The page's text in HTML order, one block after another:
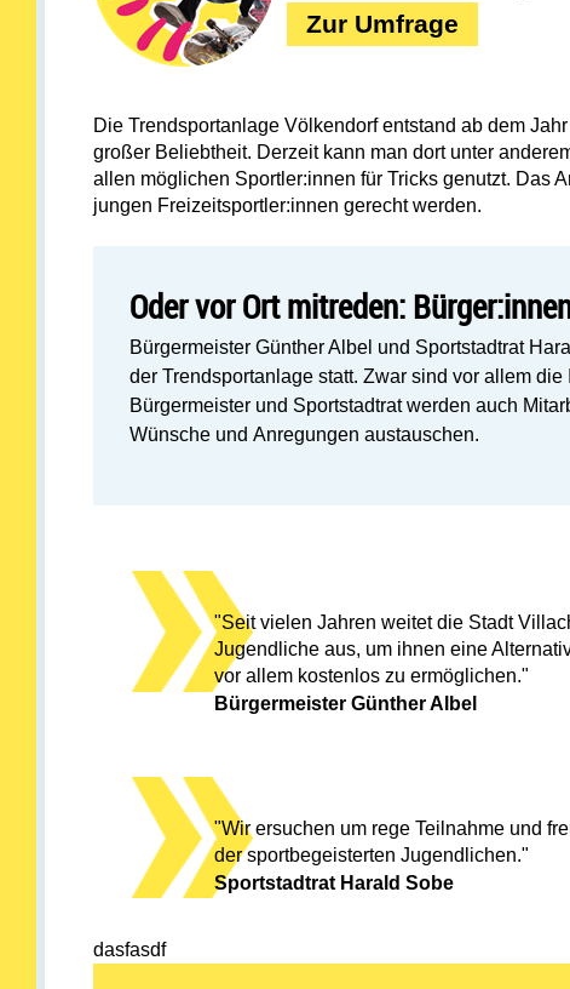
Zur Umfrage
Die Trendsportanlage Völkendorf entstand ab dem
großer Beliebtheit. Derzeit kann man dort unter
allen möglichen Sportler:innen für Tricks genutzt. Das
jungen Freizeitsportler:innen gerecht werden.
Oder vor Ort mitreden:
Bürgermeister Günther Albel und Sportstadtrat
der Trendsportanlage statt. Zwar sind vor allem
Bürgermeister und Sportstadtrat werden auch
Wünsche und Anregungen austauschen.
"Seit vielen Jahren weitet die Stadt
Jugendliche aus, um ihnen eine
vor allem kostenlos zu ermöglichen."
Bürgermeister Günther Albel
"Wir ersuchen um rege Teilnahme und
der sportbegeisterten Jugendlichen."
Sportstadtrat Harald Sobe
dasfasdf